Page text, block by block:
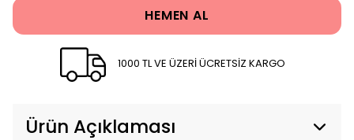
HEMEN AL
1000 TL VE ÜZERİ ÜCRETSİZ KARGO
Ürün Açıklaması